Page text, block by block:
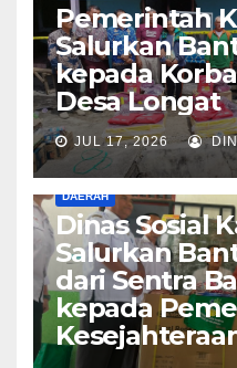
Pemerintah
Salurkan
kepada
Desa Longat
JUL 17, 2026
DAERAH
Dinas Sosial
Salurkan
dari Sentra
kepada